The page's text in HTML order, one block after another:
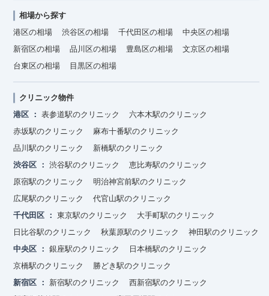
相場から探す
港区の相場
渋谷区の相場 千代田区の相場
中央区の相場
新宿区の相場
品川区の相場 豊島区の相場
文京区の相場
台東区の相場
目黒区の相場
クリニック物件
港区
表参道駅のクリニック
六本木駅のクリニック
赤坂駅のクリニック
麻布十番駅のクリニック
品川駅のクリニック
新橋駅のクリニック
渋谷区
渋谷駅のクリニック
恵比寿駅のクリニック
原宿駅のクリニック
明治神宮前駅のクリニック
広尾駅のクリニック
代官山駅のクリニック
千代田区
東京駅のクリニック
大手町駅のクリニック
日比谷駅のクリニック
秋葉原駅のクリニック
神田駅のクリニック
中央区
銀座駅のクリニック
日本橋駅のクリニック
京橋駅のクリニック
勝どき駅のクリニック
新宿区
新宿駅のクリニック
西新宿駅のクリニック